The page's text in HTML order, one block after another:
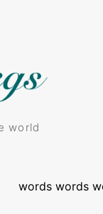
world
words words